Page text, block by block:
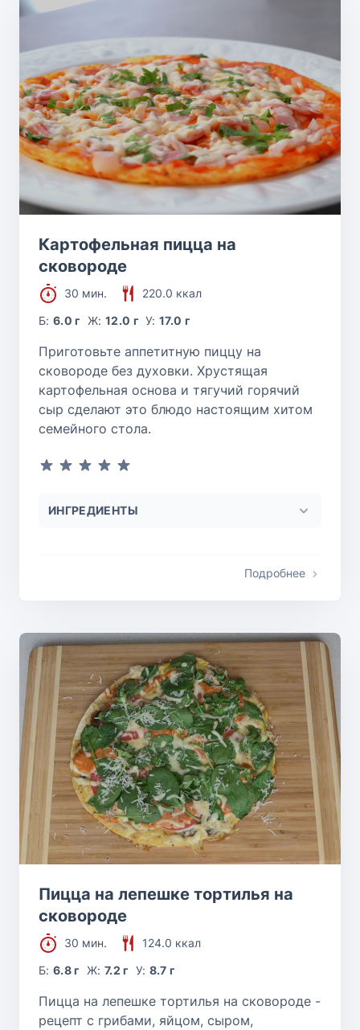
Картофельная пицца на
сковороде
30 мин.
220.0 ккал
Б:6.0 г Ж: 12.0 г У:17.0 г
Приготовьте аппетитную пиццу на
сковороде без духовки. Хрустящая
картофельная основа и тягучий горячий
сыр сделают это блюдо настоящим хитом
семейного стола.
ИНГРЕДИЕНТЫ
Подробнее
Пицца на лепешке тортилья на
сковороде
30 мин.
124.0 ккал
Б:6.8 г Ж: 7.2 г У: 8.7 г
Пицца на лепешке тортилья на сковороде -
рецепт с грибами, яйцом, сыром,